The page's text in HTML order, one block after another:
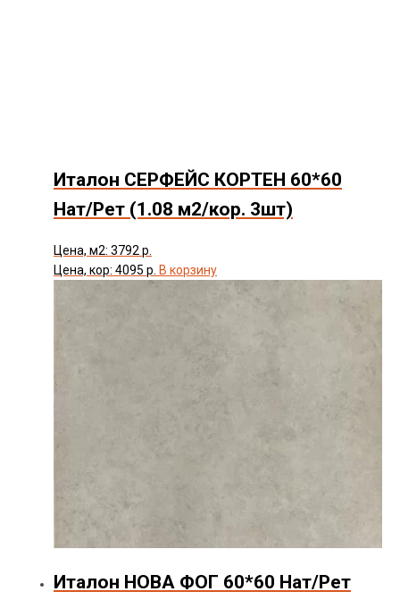
Италон СЕРФЕЙС КОРТЕН 60*60
Нат/Рет (1.08 м2/кор. 3шт)
Цена, м2: 3792 р.
Цена, кор: 4095 р. В корзину
Италон НОВА ФОГ 60*60 Нат/Рет